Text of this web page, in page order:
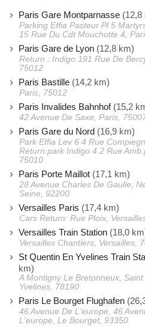
Paris Gare Montparnasse (12,8
Parking Effia Pasteur Pl 5
15 Rue Du Cdt Mouchotte 4,
Paris Gare de Lyon (12,8 km)
Return : Indigo 191 Rue De
75012
Paris Bastille (14,2 km)
Paris, 75012
Paris Invalides Bahnhof(15,2
42 Avenue De Saxe, Paris,
Paris Gare du Nord (16,9 km)
Park Effia Lev 6 4 Rue
Return:park Indigo 4 2 Rue
75010
Paris Porte Maillot (17,1 km)
28 Avenue Charles De Gaulle,
Seine, 92200
Versailles Paris (17,4 km)
Cars Return: Rue Ploix,
Versailles Train Station (18,0
Versailles Chantiers, Versailles,
St Quentin En Yvelines Train
km)
A Montigny Le Bretonneux,
Yvelines, 78190
Paris Le Bourget Flughafen
46 Avenue De L'europe, 46
L'europe, Le Bourget, 93350